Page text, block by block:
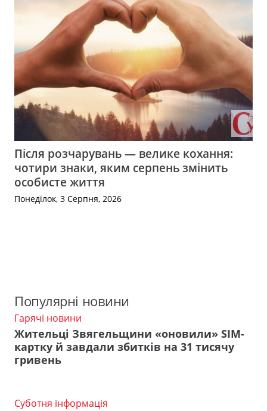
Після розчарувань — велике кохання:
чотири знаки, яким серпень змінить
особисте життя
Понеділок, 3 Серпня, 2026
Популярні новини
Гарячі новини
Жительці Звягельщини «оновили» SIM-
картку й завдали збитків на 31 тисячу
гривень
Суботня інформація